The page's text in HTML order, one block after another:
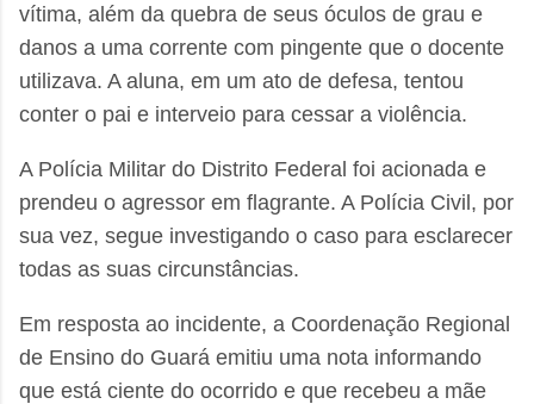
vítima, além da quebra de seus óculos de grau e
danos a uma corrente com pingente que o docente
utilizava. A aluna, em um ato de defesa, tentou
conter o pai e interveio para cessar a violência.
A Polícia Militar do Distrito Federal foi acionada e
prendeu o agressor em flagrante. A Polícia Civil, por
sua vez, segue investigando o caso para esclarecer
todas as suas circunstâncias.
Em resposta ao incidente, a Coordenação Regional
de Ensino do Guará emitiu uma nota informando
que está ciente do ocorrido e que recebeu a mãe